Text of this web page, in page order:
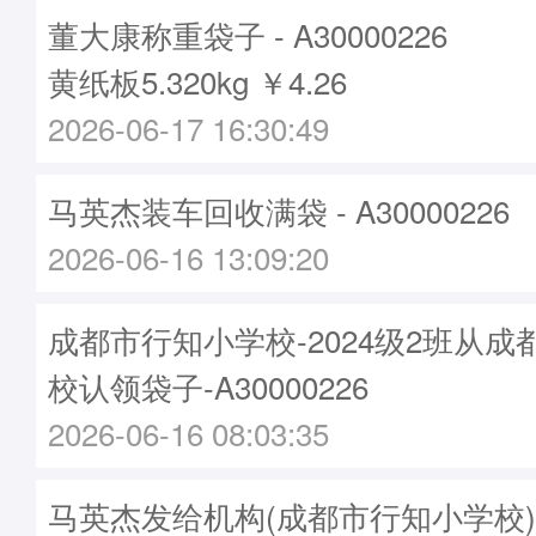
董大康称重袋子 - A30000226
黄纸板5.320kg ￥4.26
2026-06-17 16:30:49
马英杰装车回收满袋 - A30000226
2026-06-16 13:09:20
成都市行知小学校-2024级2班从成
校认领袋子-A30000226
2026-06-16 08:03:35
马英杰发给机构(成都市行知小学